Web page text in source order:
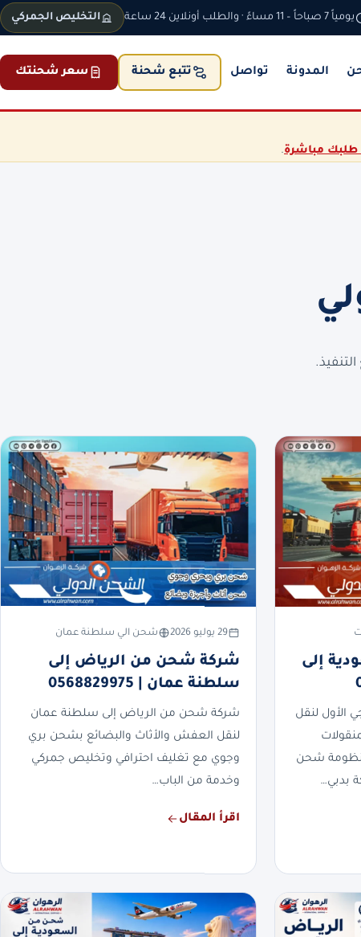
يومياً 7 صباحاً – 11 مساءً · والطلب أونلاين 24 ساعة التخليص الجمركي
المدونة تواصل تتبع شحنة سعر شحنتك
مباشرة.
إلى
الأول لنقل
شحن
بدبي…
29 يوليو 2026 شحن الي سلطنة عمان
شركة شحن من الرياض إلى
سلطنة عمان | 0568829975
شركة شحن من الرياض إلى سلطنة عمان
لنقل العفش والأثاث والبضائع بشحن بري
وجوي مع تغليف احترافي وتخليص جمركي
وخدمة من الباب…
اقرأ المقال